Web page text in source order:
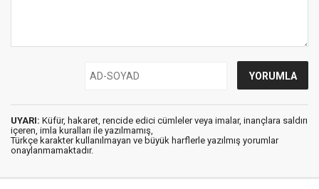
UYARI: Küfür, hakaret, rencide edici cümleler veya imalar, inançlara saldırı
içeren, imla kuralları ile yazılmamış,
Türkçe karakter kullanılmayan ve büyük harflerle yazılmış yorumlar
onaylanmamaktadır.